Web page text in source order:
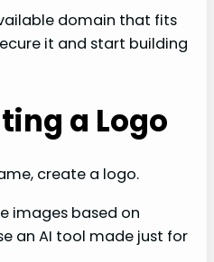
domain that fits
it and start building
a Logo
create a logo.
images based on
an AI tool made just for